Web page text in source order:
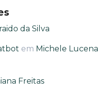
da Silva
em Michele Lucena
Freitas